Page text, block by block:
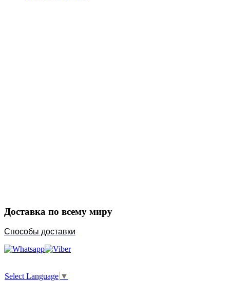
Доставка по всему миру
Способы доставки
Select Language ▼